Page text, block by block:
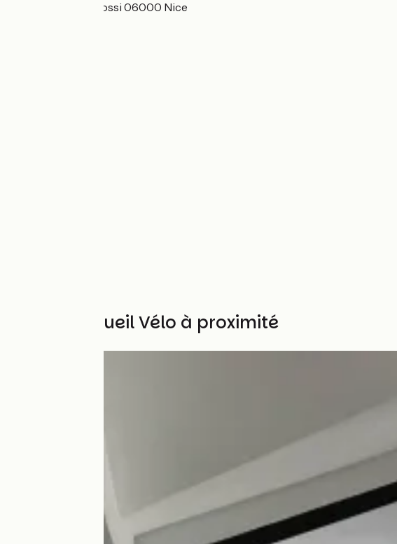
4 avenue Caravadossi 06000 Nice
Autres Accueil Vélo à proximité